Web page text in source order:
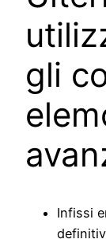
gli
Infissi